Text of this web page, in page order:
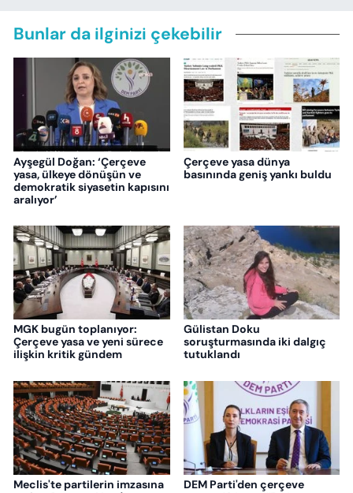
Bunlar da ilginizi çekebilir
Ayşegül Doğan: ‘Çerçeve
yasa, ülkeye dönüşün ve
demokratik siyasetin kapısını
aralıyor’
Çerçeve yasa dünya
basınında geniş yankı buldu
MGK bugün toplanıyor:
Çerçeve yasa ve yeni sürece
ilişkin kritik gündem
Gülistan Doku
soruşturmasında iki dalgıç
tutuklandı
Meclis'te partilerin imzasına
DEM Parti'den çerçeve